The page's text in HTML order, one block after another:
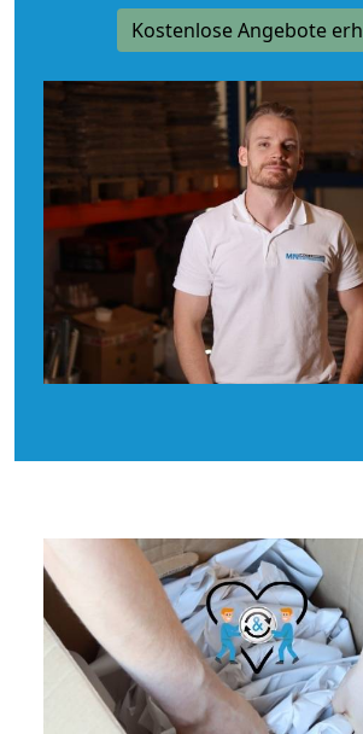
Kostenlose Angebote